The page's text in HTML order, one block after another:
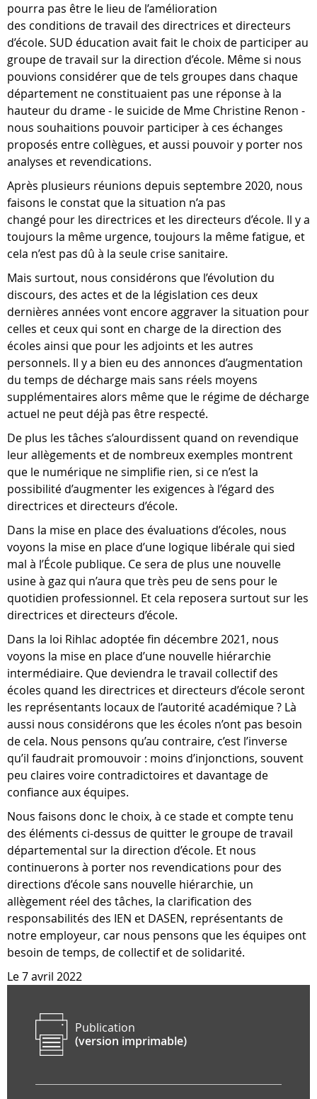
pourra pas être le lieu de l’amélioration
des conditions de travail des directrices et directeurs
d’école. SUD éducation avait fait le choix de participer au
groupe de travail sur la direction d’école. Même si nous
pouvions considérer que de tels groupes dans chaque
département ne constituaient pas une réponse à la
hauteur du drame - le suicide de Mme Christine Renon -
nous souhaitions pouvoir participer à ces échanges
proposés entre collègues, et aussi pouvoir y porter nos
analyses et revendications.
Après plusieurs réunions depuis septembre 2020, nous
faisons le constat que la situation n’a pas
changé pour les directrices et les directeurs d’école. Il y a
toujours la même urgence, toujours la même fatigue, et
cela n’est pas dû à la seule crise sanitaire.
Mais surtout, nous considérons que l’évolution du
discours, des actes et de la législation ces deux
dernières années vont encore aggraver la situation pour
celles et ceux qui sont en charge de la direction des
écoles ainsi que pour les adjoints et les autres
personnels. Il y a bien eu des annonces d’augmentation
du temps de décharge mais sans réels moyens
supplémentaires alors même que le régime de décharge
actuel ne peut déjà pas être respecté.
De plus les tâches s’alourdissent quand on revendique
leur allègements et de nombreux exemples montrent
que le numérique ne simplifie rien, si ce n’est la
possibilité d’augmenter les exigences à l’égard des
directrices et directeurs d’école.
Dans la mise en place des évaluations d’écoles, nous
voyons la mise en place d’une logique libérale qui sied
mal à l’École publique. Ce sera de plus une nouvelle
usine à gaz qui n’aura que très peu de sens pour le
quotidien professionnel. Et cela reposera surtout sur les
directrices et directeurs d’école.
Dans la loi Rihlac adoptée fin décembre 2021, nous
voyons la mise en place d’une nouvelle hiérarchie
intermédiaire. Que deviendra le travail collectif des
écoles quand les directrices et directeurs d’école seront
les représentants locaux de l’autorité académique ? Là
aussi nous considérons que les écoles n’ont pas besoin
de cela. Nous pensons qu’au contraire, c’est l’inverse
qu’il faudrait promouvoir : moins d’injonctions, souvent
peu claires voire contradictoires et davantage de
confiance aux équipes.
Nous faisons donc le choix, à ce stade et compte tenu
des éléments ci-dessus de quitter le groupe de travail
départemental sur la direction d’école. Et nous
continuerons à porter nos revendications pour des
directions d’école sans nouvelle hiérarchie, un
allègement réel des tâches, la clarification des
responsabilités des IEN et DASEN, représentants de
notre employeur, car nous pensons que les équipes ont
besoin de temps, de collectif et de solidarité.
Le 7 avril 2022
Publication
(version imprimable)